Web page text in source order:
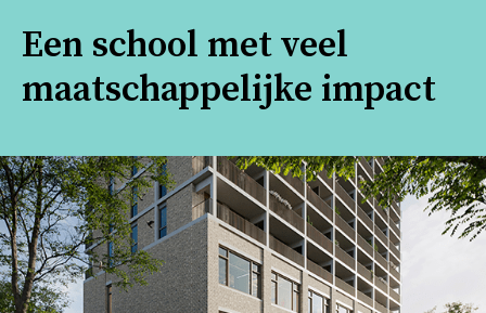
Een school met veel
maatschappelijke impact